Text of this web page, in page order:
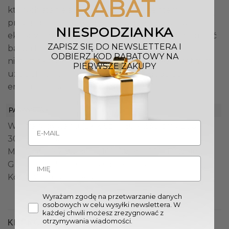
których stanie się artystycznym akcentem
przyciągającym uwagę. Sprawdzi się także w
eklektycznych przestrzeniach, gdzie różnorodność
barw i form idealnie wkomponuje się w
nietuzinkowe aranżacje. Będzie również świetnym
uzupełnieniem loftowych wnętrz, dodając im
energii i unikalnego charakteru.
PARAMETRY
Wymiary dywanu (Dł. x Sz.): 160 x 230 cm / 200 x
300 cm ± 5%
Materiał: 80% Wiskoza, 10% Wełna, 10% Bawełna
Gramatura: 5000 – 5100 g/m² ± 5%
Kolor: Wielokolorowy
KLIENCI OGLĄDALI RÓWNIEŻ
RABAT
NIESPODZIANKA
ZAPISZ SIĘ DO NEWSLETTERA I
ODBIERZ KOD RABATOWY NA
PIERWSZE ZAKUPY
Wyrażam zgodę na przetwarzanie danych
osobowych w celu wysyłki newslettera. W
każdej chwili możesz zrezygnować z
otrzymywania wiadomości.